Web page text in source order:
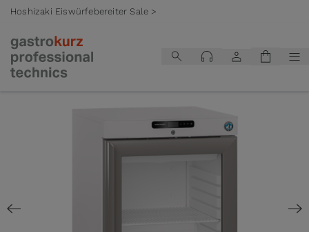
Hoshizaki Eiswürfebereiter Sale >